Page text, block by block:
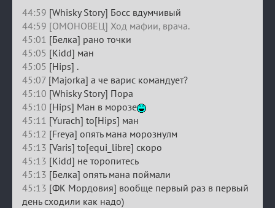
44:59 [Whisky Story] Босс вдумчивый
44:59 [ОМОНОВЕЦ] Ход мафии, врача.
45:01 [Белка] рано точки
45:05 [Kidd] ман
45:05 [Hips] .
45:07 [Majorka] а че варис командует?
45:10 [Whisky Story] Пора
45:10 [Hips] Ман в морозе
45:11 [Yurach] to[Hips] ман
45:12 [Freya] опять мана морознулм
45:13 [Varis] to[equi_libre] скоро
45:13 [Kidd] не торопитесь
45:13 [Белка] опять мана поймали
45:13 [ФК Мордовия] вообще первый раз в первый
день сходили как надо)